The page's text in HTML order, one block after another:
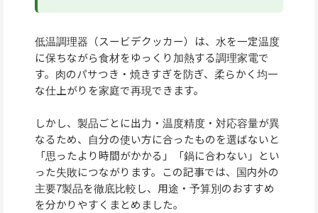
低温調理器（スービデクッカー）は、水を一定温度
に保ちながら食材をゆっくり加熱する調理家電で
す。肉のパサつき・焼きすぎを防ぎ、柔らかく均一
な仕上がりを家庭で再現できます。
しかし、製品ごとに出力・温度精度・対応容量が異
なるため、自分の使い方に合ったものを選ばないと
「思ったより時間がかかる」「鍋に合わない」とい
った失敗につながります。この記事では、国内外の
主要7製品を徹底比較し、用途・予算別のおすすめ
を分かりやすくまとめました。